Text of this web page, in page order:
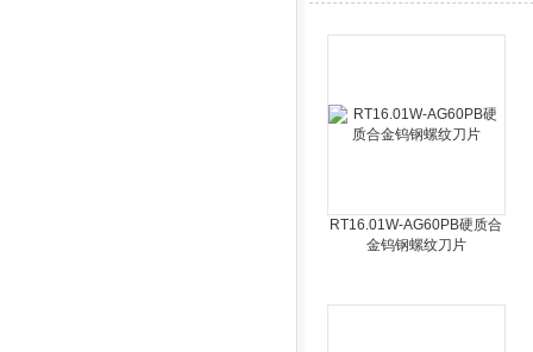
RT16.01W-AG60PB硬质合
金钨钢螺纹刀片